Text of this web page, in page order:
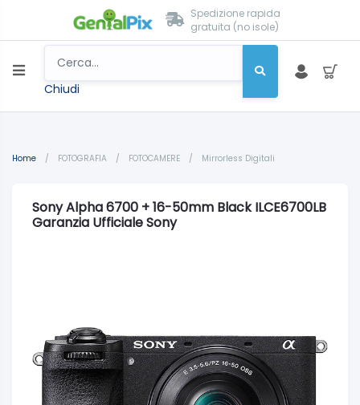
Spedizione rapida
gratuita (no isole)
Chiudi
Home / FOTOGRAFIA / FOTOCAMERE / Mirrorless Digitali
Sony Alpha 6700 + 16-50mm Black ILCE6700LB
Garanzia Ufficiale Sony